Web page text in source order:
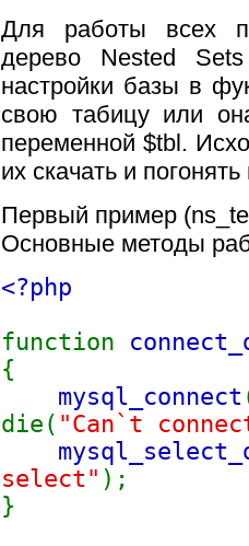
Для работы всех
дерево Nested
настройки базы в
свою табицу или
переменной $tbl.
их скачать и
Первый пример
Основные методы
<?php
function
{
mysql_connect
die( "Can`t
select" );
}